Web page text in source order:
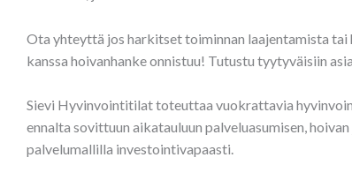
Ota yhteyttä jos harkitset toiminnan laajentamista
kanssa hoivanhanke onnistuu! Tutustu tyytyväisiin
Sievi Hyvinvointitilat toteuttaa vuokrattavia
ennalta sovittuun aikatauluun palveluasumisen,
palvelumallilla investointivapaasti.